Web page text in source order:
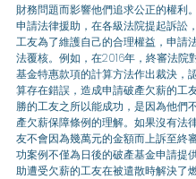
財務問題而影響他們追求公正的權利
申請法律援助，在各級法院提起訴訟
工友為了維護自己的合理權益，申請
法覆核。例如，在2016年，終審法院
基金特惠款項的計算方法作出裁決，
算存在錯誤，造成申請破產欠薪的工
勝的工友之所以能成功，是因為他們
產欠薪保障條例的理解。如果沒有法
友不會因為幾萬元的金額而上訴至終
功案例不僅為日後的破產基金申請提
助遭受欠薪的工友在被遣散時解決了